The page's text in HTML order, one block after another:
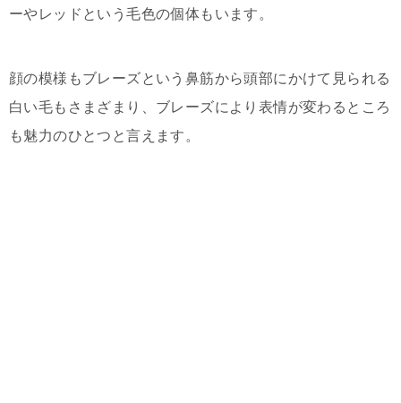
ーやレッドという毛色の個体もいます。
顔の模様もブレーズという鼻筋から頭部にかけて見られる
白い毛もさまざまり、ブレーズにより表情が変わるところ
も魅力のひとつと言えます。